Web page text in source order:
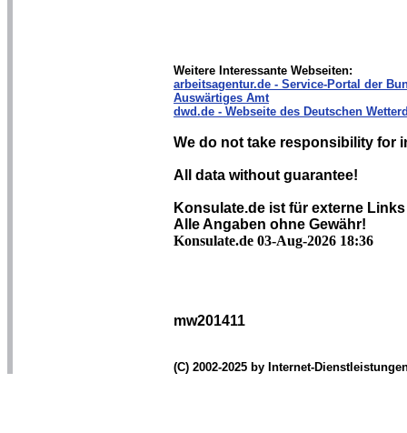
Weitere Interessante Webseiten:
arbeitsagentur.de - Service-Portal der
Auswärtiges Amt
dwd.de - Webseite des Deutschen
We do not take responsibility for
All data without guarantee!
Konsulate.de ist für externe
Alle Angaben ohne Gewähr!
Konsulate.de 03-Aug-2026 18:36
mw201411
(C) 2002-2025 by Internet-